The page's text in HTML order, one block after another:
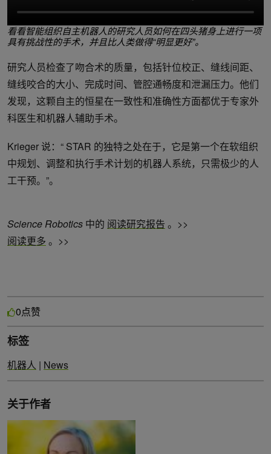
看看智能组织自主机器人的研究人员如何在四头猪身上进行一项
具有挑战性的手术，并且比人类做得“明显更好”。
研究人员检查了吻合术的质量，包括针位校正、缝线间距、
缝线咬合的大小、完成时间、管腔通畅度和泄漏压力。他们
发现，这颗自主的恒星在一致性和准确性方面都优于专家外
科医生和机器人辅助手术。
Krieger 说：“ STAR 的独特之处在于，它是第一个在软组织
中规划、调整和执行手术计划的机器人系统，只需极少的人
工干预。”。
Science Robotics 中的 阅读研究报告 。>>
阅读更多 。>>
0点赞
标签
机器人 | News
关于作者